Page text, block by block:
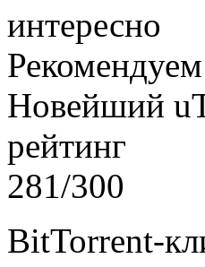
интересно
Рекомендуем
Новейший
рейтинг
281/300
BitTorrent-